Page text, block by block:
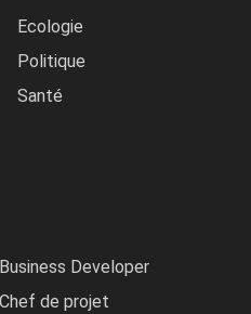
Ecologie
Politique
Santé
Business Developer
Chef de projet